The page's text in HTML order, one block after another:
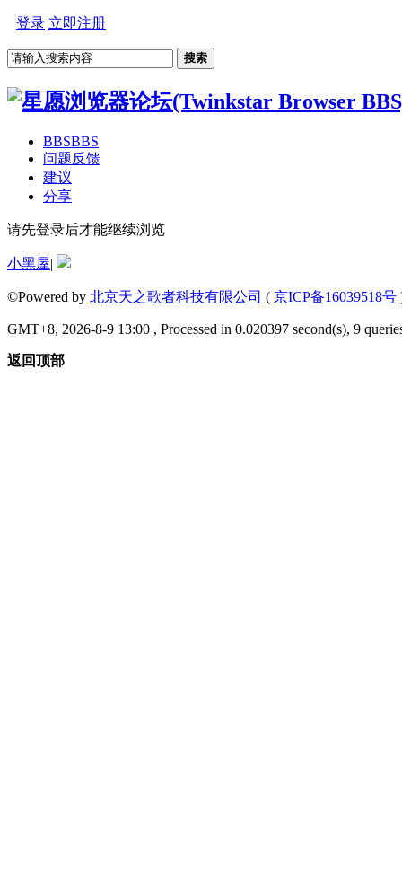
登录 立即注册
搜索
BBSBBS
问题反馈
建议
分享
请先登录后才能继续浏览
小黑屋|
©Powered by 北京天之歌者科技有限公司 ( 京ICP备16039518号
GMT+8, 2026-8-9 13:00 , Processed in 0.020397 second(s), 9
返回顶部